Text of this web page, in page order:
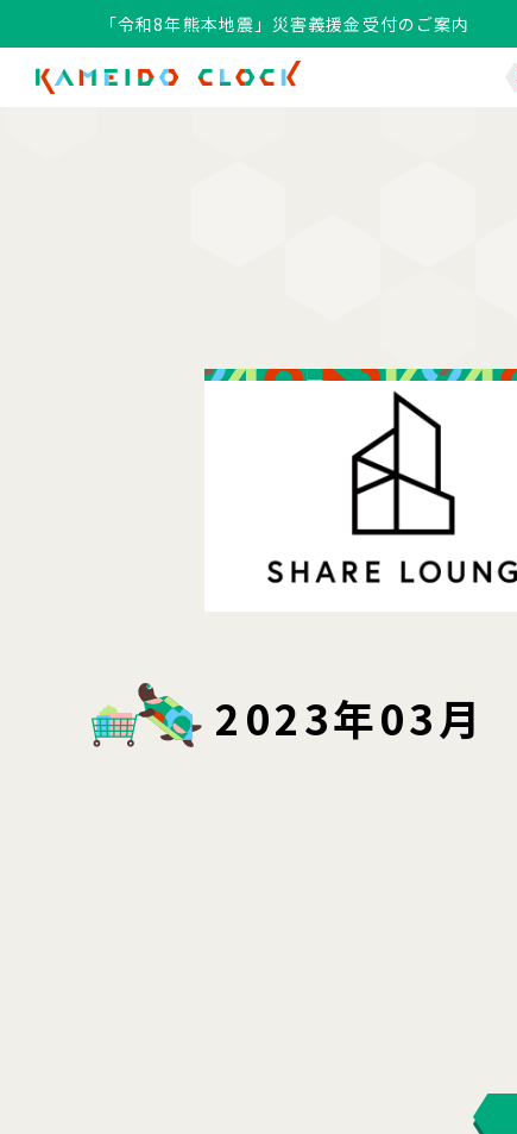
「令和8年熊本地震」災害義援金受付のご案内
「令和8年熊本地震」災害義援金受付のご案内
2023年03月